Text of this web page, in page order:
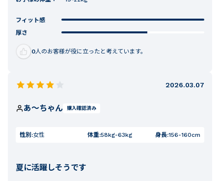
フィット感
厚さ
0人のお客様が役に立ったと考えています。
2026.03.07
あ〜ちゃん 購入確認済み
性別:女性 体重:58kg-63kg 身長:156-160cm
夏に活躍しそうです